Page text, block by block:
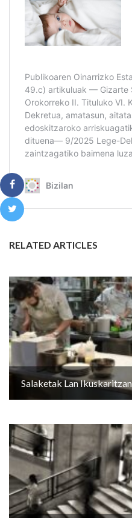
RELATED ARTICLES
Salaketak Lan Ikuskaritzan